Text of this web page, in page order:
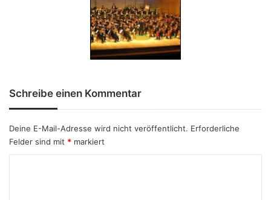
Schreibe einen Kommentar
Deine E-Mail-Adresse wird nicht veröffentlicht. Erforderliche
Felder sind mit * markiert